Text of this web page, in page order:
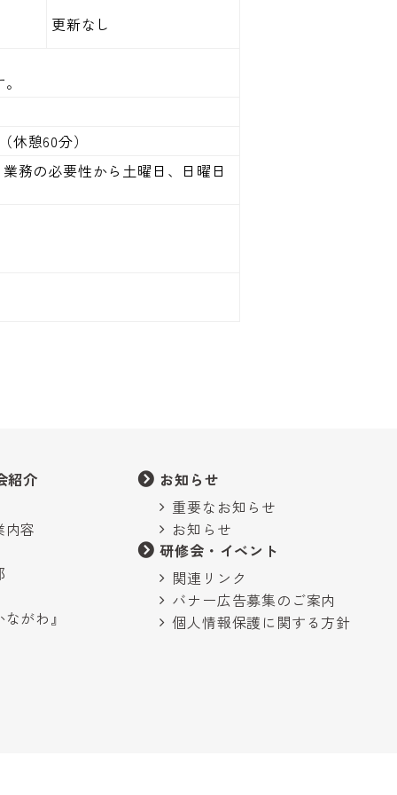
更新なし
憩60分）
務の必要性から土曜日、日曜日
紹介
内容
がわ』
お知らせ
重要なお知らせ
お知らせ
研修会・イベント
関連リンク
バナー広告募集のご案内
個人情報保護に関する方針